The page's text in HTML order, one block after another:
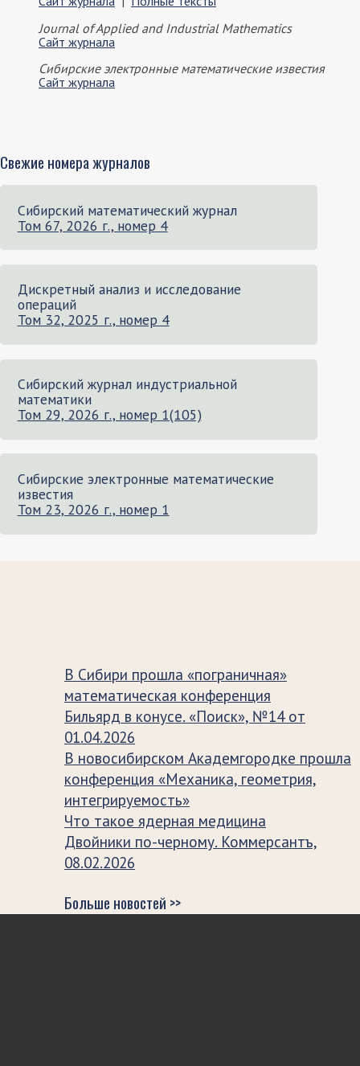
Journal of Applied and Industrial Mathematics
Сайт журнала
Сибирские электронные математические известия
Сайт журнала
Свежие номера журналов
Сибирский математический журнал
Том 67, 2026 г., номер 4
Дискретный анализ и исследование
операций
Том 32, 2025 г., номер 4
Сибирский журнал индустриальной
математики
Том 29, 2026 г., номер 1(105)
Сибирские электронные математические
известия
Том 23, 2026 г., номер 1
В Сибири прошла «пограничная»
математическая конференция
Бильярд в конусе. «Поиск», №14 от
01.04.2026
В новосибирском Академгородке прошла
конференция «Механика, геометрия,
интегрируемость»
Что такое ядерная медицина
Двойники по-черному. Коммерсантъ,
08.02.2026
Больше новостей >>